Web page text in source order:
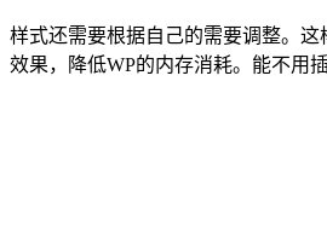
样式还需要根据自己的需要调整。
效果，降低WP的内存消耗。能不用